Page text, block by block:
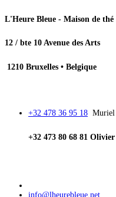
L'Heure Bleue - Maison de
12 / bte 10 Avenue des Arts
1210 Bruxelles • Belgique
+32 478 36 95 18 Muriel
+32 473 80 68 81 Olivier
info@lheurebleue.net